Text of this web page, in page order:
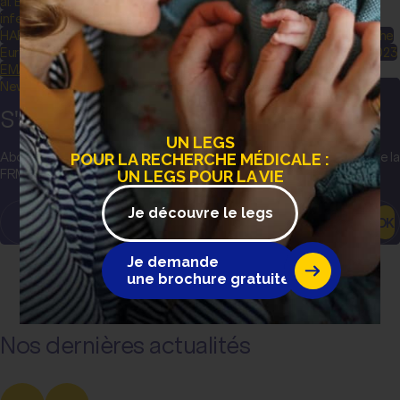
infection hospitalization in infants: preliminary data from the
HARMONIE phase 3b trial. Presented at 41st Annual Meeting of the
European Society for Paediatric Infectious Diseases in Lisbon, 2023
EMA
Newsletter
S'abonner à la newsletter
Abonnez-vous pour recevoir les actualités et communications de la
FRM, les projets et découvertes sur toutes les maladies…
OK
Nos dernières actualités
UN LEGS
POUR LA RECHERCHE MÉDICALE :
UN LEGS POUR LA VIE
Je découvre le legs
Je demande
une brochure gratuite